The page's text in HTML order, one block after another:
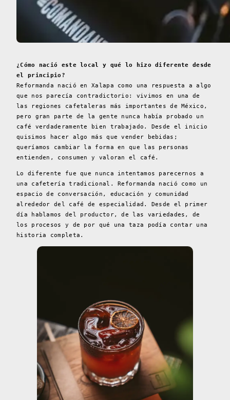
¿Cómo nació este local y qué lo hizo diferente desde
el principio?
Reformanda nació en Xalapa como una respuesta a algo
que nos parecía contradictorio: vivimos en una de
las regiones cafetaleras más importantes de México,
pero gran parte de la gente nunca había probado un
café verdaderamente bien trabajado. Desde el inicio
quisimos hacer algo más que vender bebidas;
queríamos cambiar la forma en que las personas
entienden, consumen y valoran el café.
Lo diferente fue que nunca intentamos parecernos a
una cafetería tradicional. Reformanda nació como un
espacio de conversación, educación y comunidad
alrededor del café de especialidad. Desde el primer
día hablamos del productor, de las variedades, de
los procesos y de por qué una taza podía contar una
historia completa.